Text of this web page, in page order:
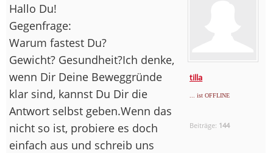
tilla
... ist OFFLINE
Beiträge: 144
Hallo Du!
Gegenfrage:
Warum fastest Du?
Gewicht? Gesundheit?Ich denke,
wenn Dir Deine Beweggründe
klar sind, kannst Du Dir die
Antwort selbst geben.Wenn das
nicht so ist, probiere es doch
einfach aus und schreib uns